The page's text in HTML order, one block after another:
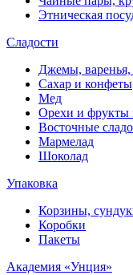
Этническая
Сладости
Джемы,
Сахар и конфеты
Мед
Орехи и фрукты
Восточные
Мармелад
Шоколад
Упаковка
Корзины,
Коробки
Пакеты
Академия «Унция»